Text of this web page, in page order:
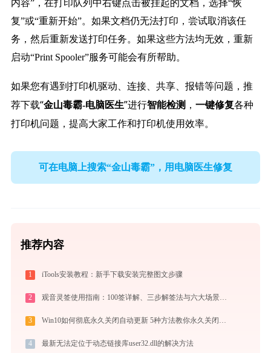
内容”，在打印队列中右键点击被挂起的文档，选择“恢
复”或“重新开始”。如果文档仍无法打印，尝试取消该任
务，然后重新发送打印任务。如果这些方法均无效，重新
启动“Print Spooler”服务可能会有所帮助。
如果您有遇到打印机驱动、连接、共享、报错等问题，推
荐下载“金山毒霸-电脑医生”进行智能检测， 一键修复各种
打印机问题，提高大家工作和打印机使用效率。
可在电脑上搜索“金山毒霸”，用电脑医生修复
推荐内容
1 iTools安装教程：新手下载安装完整图文步骤
2 观音灵签使用指南：100签详解、三步解签法与六大场景解读
3 Win10如何彻底永久关闭自动更新 5种方法教你永久关闭win10自动更新
4 最新无法定位于动态链接库user32.dll的解决方法